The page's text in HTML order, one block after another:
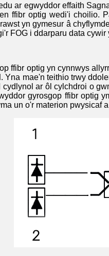
ar egwyddor effaith
ffibr optig wedi'i choilio.
yn gymesur â
FOG i ddarparu data
ffibr optig yn cynnwys
Yna mae'n teithio trwy
ar ôl cylchdroi o
gyrosgop ffibr optig
un o'r materion pwysicaf